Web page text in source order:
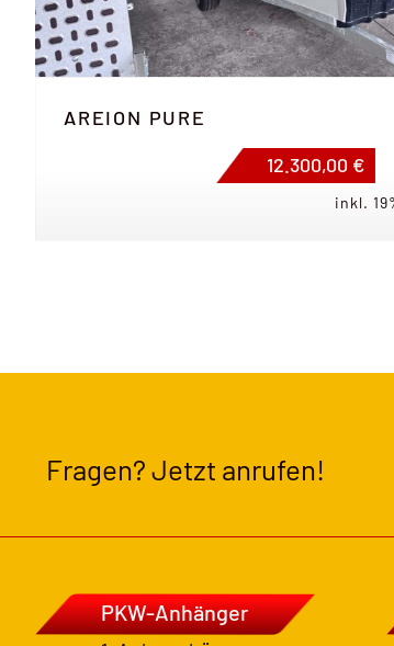
AREION PURE
12.300,00 €
inkl.
Fragen? Jetzt anrufen!
PKW-Anhänger